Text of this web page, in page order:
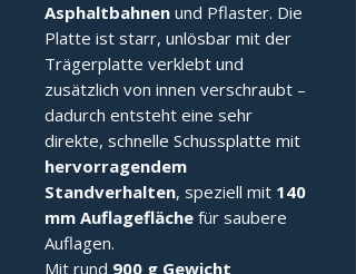
Asphaltbahnen und Pflaster. Die
Platte ist starr, unlösbar mit der
Trägerplatte verklebt und
zusätzlich von innen verschraubt –
dadurch entsteht eine sehr
direkte, schnelle Schussplatte mit
hervorragendem
Standverhalten, speziell mit 140
mm Auflagefläche für saubere
Auflagen.
Mit rund 900 g Gewicht